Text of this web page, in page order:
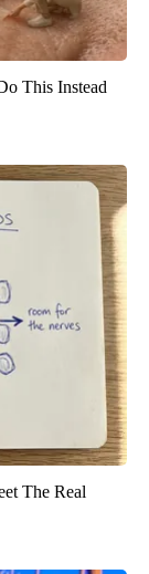
This Instead
The Real